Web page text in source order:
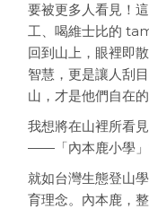
要被更多人看見！
工、喝維士比的
回到山上，眼裡即
智慧，更是讓人刮
山，才是他們自在的
我想將在山裡所看
——「內本鹿小學」
就如台灣生態登山
育理念。內本鹿，